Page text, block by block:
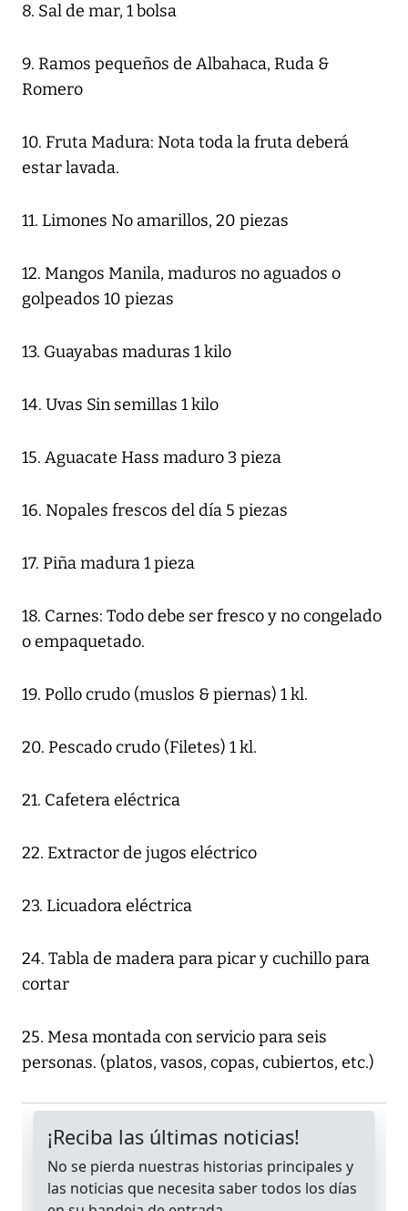
8. Sal de mar, 1 bolsa
9. Ramos pequeños de Albahaca, Ruda &
Romero
10. Fruta Madura: Nota toda la fruta deberá
estar lavada.
11. Limones No amarillos, 20 piezas
12. Mangos Manila, maduros no aguados o
golpeados 10 piezas
13. Guayabas maduras 1 kilo
14. Uvas Sin semillas 1 kilo
15. Aguacate Hass maduro 3 pieza
16. Nopales frescos del día 5 piezas
17. Piña madura 1 pieza
18. Carnes: Todo debe ser fresco y no congelado
o empaquetado.
19. Pollo crudo (muslos & piernas) 1 kl.
20. Pescado crudo (Filetes) 1 kl.
21. Cafetera eléctrica
22. Extractor de jugos eléctrico
23. Licuadora eléctrica
24. Tabla de madera para picar y cuchillo para
cortar
25. Mesa montada con servicio para seis
personas. (platos, vasos, copas, cubiertos, etc.)